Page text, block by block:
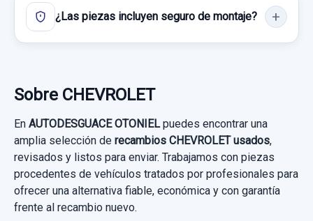
19,00 €
Sin IVA, gastos de envío no incluidos.
Consultar por whatsapp
PINZA FRENO DELANTERA IZQUIERDA
¿Las piezas incluyen seguro de montaje?
Sobre CHEVROLET
En AUTODESGUACE OTONIELpuedes encontrar una
amplia selección de recambios CHEVROLET usados,
revisados y listos para enviar. Trabajamos con piezas
procedentes de vehículos tratados por profesionales para
ofrecer una alternativa fiable, económica y con garantía
frente al recambio nuevo.